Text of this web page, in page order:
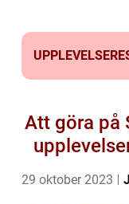
Att göra på
29 oktober 2023